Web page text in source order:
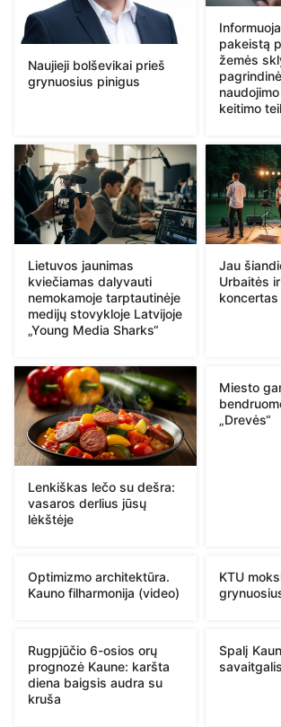
Naujieji bolševikai prieš
grynuosius pinigus
pakeistą
žemės
keitimo
Lietuvos jaunimas
kviečiamas dalyvauti
nemokamoje tarptautinėje
medijų stovykloje Latvijoje
„Young Media Sharks“
Jau
Urbaitės
koncertas
Lenkiškas lečo su dešra:
vasaros derlius jūsų
lėkštėje
Miesto
„Drevės“
Optimizmo architektūra.
Kauno filharmonija (video)
KTU
Rugpjūčio 6-osios orų
prognozė Kaune: karšta
diena baigsis audra su
kruša
Spalį
savaitgalis